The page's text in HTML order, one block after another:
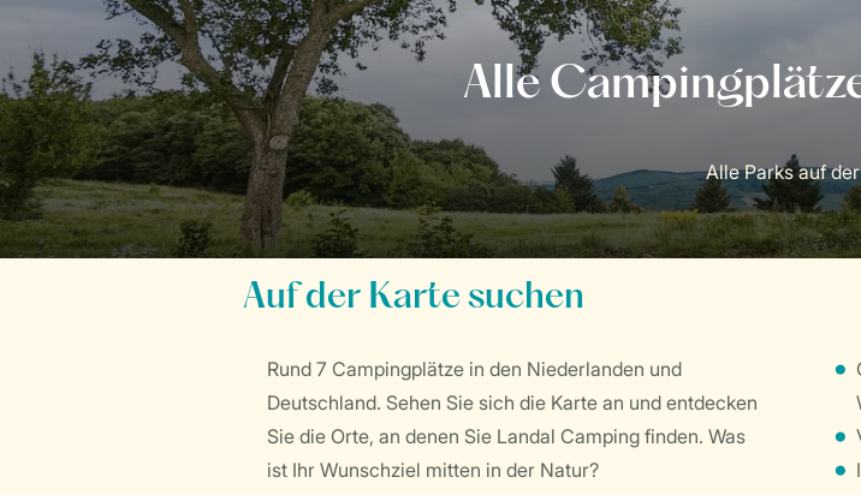
Alle Parks auf
Auf der Karte suchen
Rund 7 Campingplätze in den Niederlanden und
Deutschland. Sehen Sie sich die Karte an und entdecken
Sie die Orte, an denen Sie Landal Camping finden. Was
ist Ihr Wunschziel mitten in der Natur?